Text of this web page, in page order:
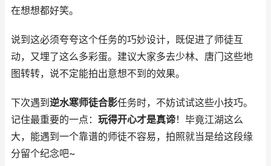
在想想都好笑。
说到这必须夸夸这个任务的巧妙设计，既促进了师徒互
动，又埋了这么多彩蛋。建议大家多去少林、唐门这些地
图转转，说不定能拍出意想不到的效果。
下次遇到 逆水寒师徒合影任务时，不妨试试这些小技巧。
记住最重要的一点： 玩得开心才是真谛！毕竟江湖这么
大，能遇到一个靠谱的师徒不容易，拍照就当是给这段缘
分留个纪念吧~